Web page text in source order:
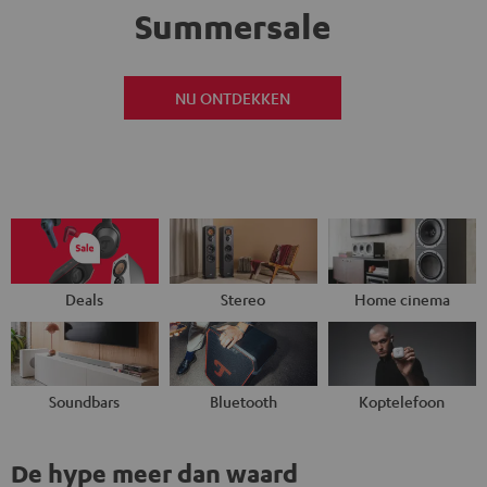
Summersale
NU ONTDEKKEN
Deals Stereo Home cinema
Soundbars Bluetooth Koptelefoon
De hype meer dan waard